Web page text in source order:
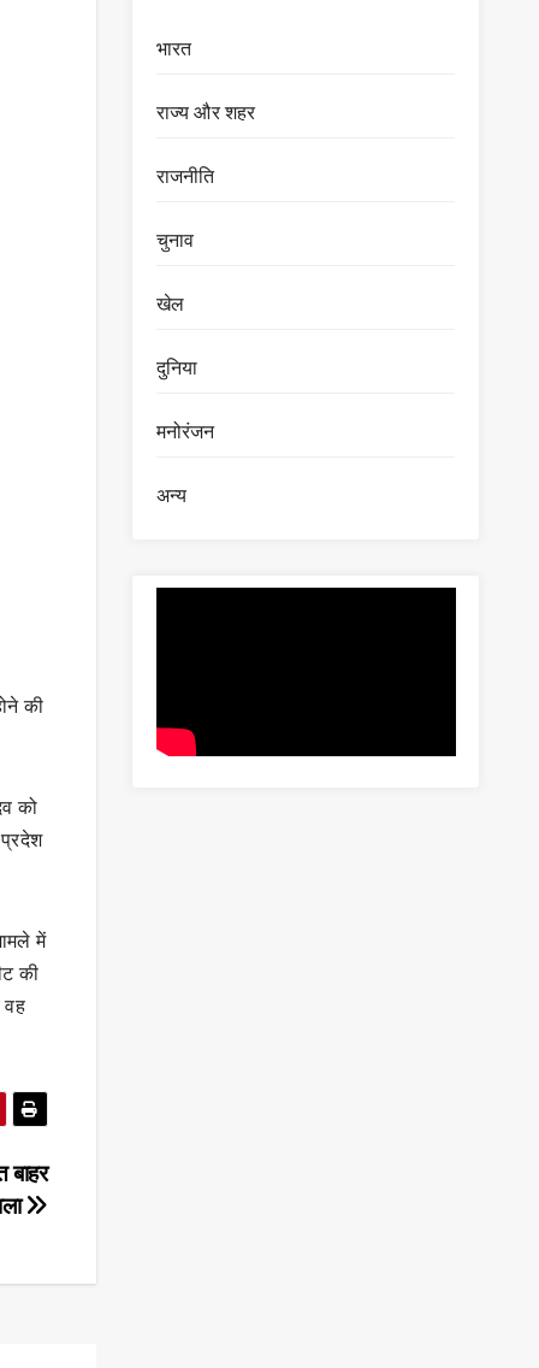
की
को
में
की
वह
बाहर
भारत
राज्य और शहर
राजनीति
चुनाव
खेल
दुनिया
मनोरंजन
अन्य